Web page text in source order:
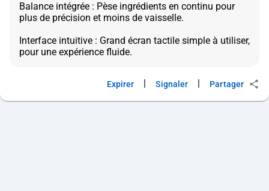
Balance intégrée : Pèse ingrédients en continu pour
plus de précision et moins de vaisselle.
Interface intuitive : Grand écran tactile simple à utiliser,
Expirer Signaler Partager